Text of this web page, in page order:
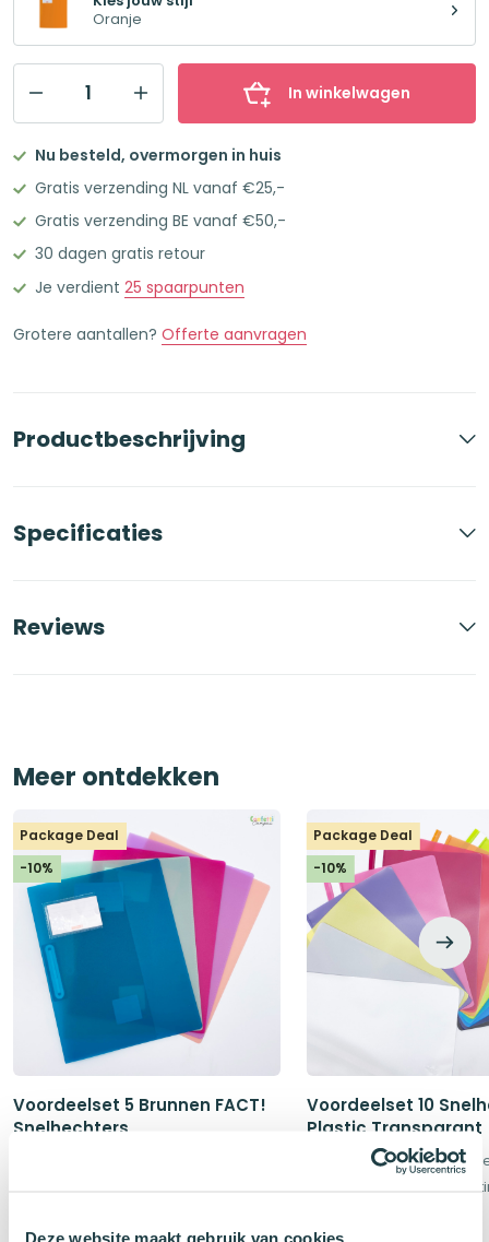
Deze website maakt gebruik van cookies
Oranje
Snelhechter
A4
Extrasterk
Plastic
met
Oranje
In winkelwagen
Nu besteld, overmorgen in huis
Gratis verzending NL vanaf €25,-
Gratis verzending BE vanaf €50,-
30 dagen gratis retour
Je verdient 25 spaarpunten
Grotere aantallen? Offerte aanvragen
Productbeschrijving
Specificaties
Reviews
Meer ontdekken
Package Deal
-10%
Voordeelset 5 Brunnen FACT!
Snelhechters
12,45 Oorspronkelijke
€11,20 Huidige
Package Deal
-10%
Voordeelset 10
Plastic Transparant
10 snelhechters naar
Kies uit het hele
€5,90